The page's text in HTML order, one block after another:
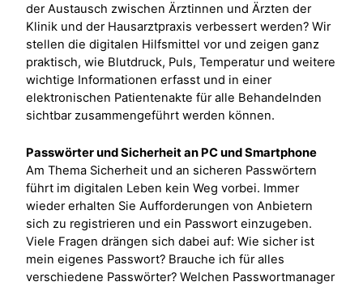
der Austausch zwischen Ärztinnen und Ärzten der
Klinik und der Hausarztpraxis verbessert werden? Wir
stellen die digitalen Hilfsmittel vor und zeigen ganz
praktisch, wie Blutdruck, Puls, Temperatur und weitere
wichtige Informationen erfasst und in einer
elektronischen Patientenakte für alle Behandelnden
sichtbar zusammengeführt werden können.
Passwörter und Sicherheit an PC und Smartphone
Am Thema Sicherheit und an sicheren Passwörtern
führt im digitalen Leben kein Weg vorbei. Immer
wieder erhalten Sie Aufforderungen von Anbietern
sich zu registrieren und ein Passwort einzugeben.
Viele Fragen drängen sich dabei auf: Wie sicher ist
mein eigenes Passwort? Brauche ich für alles
verschiedene Passwörter? Welchen Passwortmanager